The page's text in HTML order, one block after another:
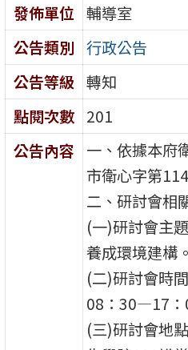
發佈單位 輔導室
公告類別 行政公告
公告等級 轉知
點閱次數 201
公告內容
一、依據本府
市衛心字第
二、研討會相
(一)研討會主
養成環境建構。
(二)研討會時
08：30—17：
(三)研討會地